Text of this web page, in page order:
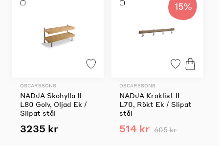
OSCARSSONS
NADJA Skohylla II
L80 Golv, Oljad Ek /
Slipat stål
3235 kr
15%
OSCARSSONS
NADJA Kroklist II
L70, Rökt Ek / Slipat
stål
514 kr 605 kr